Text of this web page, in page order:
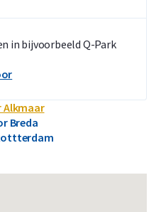
in bijvoorbeeld Q-Park
Alkmaar
Breda